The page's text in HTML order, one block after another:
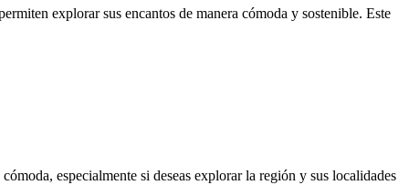
explorar sus encantos de manera cómoda y sostenible. Este
especialmente si deseas explorar la región y sus localidades